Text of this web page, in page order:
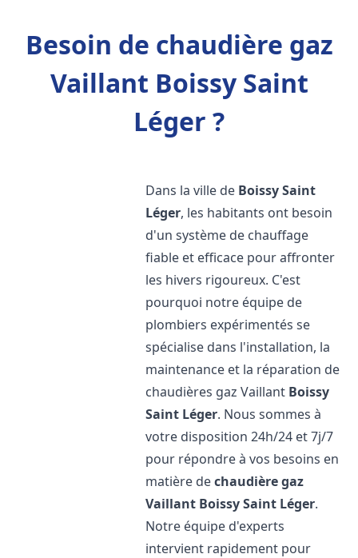
Besoin de chaudière gaz
Vaillant Boissy Saint
Léger ?
Dans la ville de Boissy Saint
Léger, les habitants ont besoin
d'un système de chauffage
fiable et efficace pour affronter
les hivers rigoureux. C'est
pourquoi notre équipe de
plombiers expérimentés se
spécialise dans l'installation, la
maintenance et la réparation de
chaudières gaz Vaillant Boissy
Saint Léger. Nous sommes à
votre disposition 24h/24 et 7j/7
pour répondre à vos besoins en
matière dechaudière gaz
Vaillant Boissy Saint Léger.
Notre équipe d'experts
intervient rapidement pour